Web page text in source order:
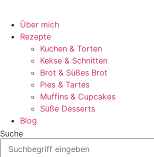
Über mich
Rezepte
Kuchen & Torten
Kekse & Schnitten
Brot & Süßes Brot
Pies & Tartes
Muffins & Cupcakes
Süße Desserts
Blog
Suche